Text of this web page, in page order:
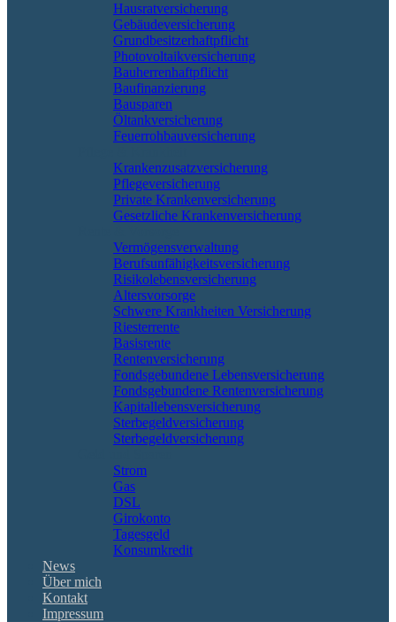
Hausratversicherung
Gebäudeversicherung
Grundbesitzerhaftpflicht
Photovoltaikversicherung
Bauherrenhaftpflicht
Baufinanzierung
Bausparen
Öltankversicherung
Feuerrohbauversicherung
Krankenzusatzversicherung
Pflegeversicherung
Private Krankenversicherung
Gesetzliche Krankenversicherung
Vermögensverwaltung
Berufs­unfähigkeitsversicherung
Risikolebensversicherung
Altersvorsorge
Schwere Krankheiten Versicherung
Riesterrente
Basisrente
Rentenversicherung
Fondsgebundene Lebensversicherung
Fondsgebundene Rentenversicherung
Kapitallebensversicherung
Sterbegeldversicherung
Sterbegeldversicherung
Strom
Gas
DSL
Girokonto
Tagesgeld
Konsumkredit
News
Über mich
Kontakt
Impressum